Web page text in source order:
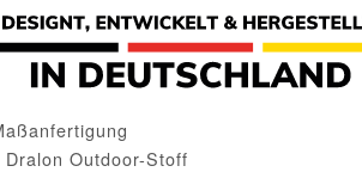
Outdoor-Stoff